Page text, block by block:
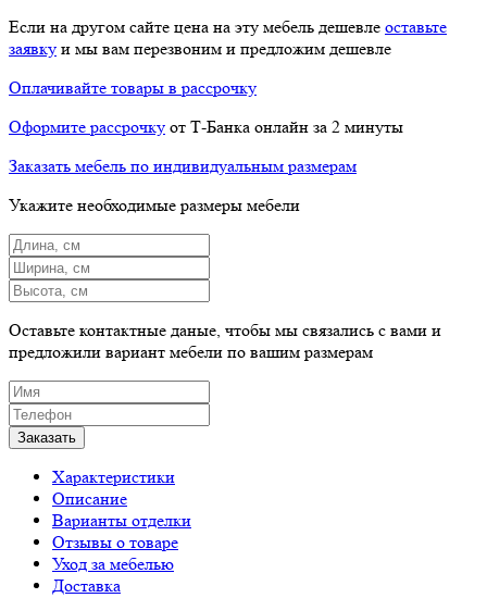
Если на другом сайте цена на эту мебель дешевле оставьте
заявку и мы вам перезвоним и предложим дешевле
Оплачивайте товары в рассрочку
Оформите рассрочку от Т-Банка онлайн за 2 минуты
Заказать мебель по индивидуальным размерам
Укажите необходимые размеры мебели
Оставьте контактные даные, чтобы мы связались с вами и
предложили вариант мебели по вашим размерам
Характеристики
Описание
Варианты отделки
Отзывы о товаре
Уход за мебелью
Доставка